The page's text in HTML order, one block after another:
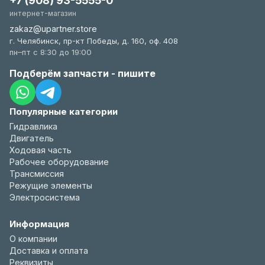
Популярные категории
Гидравлика
Двигатель
Ходовая часть
Рабочее оборудование
Трансмиссия
Режущие элементы
Электросистема
Информация
О компании
Доставка и оплата
Реквизиты
интернет-магазин
zakaz@upartner.store
г. Челябинск, пр-кт Победы, д. 160, оф. 408
пн–пт с 8:30 до 19:00
Подберём запчасти - пишите